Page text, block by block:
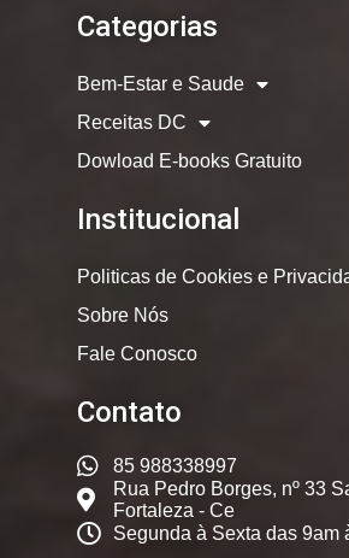
Categorias
Bem-Estar e Saude
Receitas DC
Dowload E-books Gratuito
Institucional
Politicas de Cookies e
Sobre Nós
Fale Conosco
Contato
85 988338997
Rua Pedro Borges, nº 33
Fortaleza - Ce
Segunda à Sexta das 9am